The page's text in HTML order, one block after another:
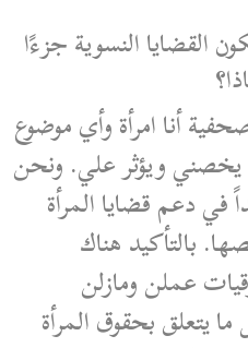
النسوية جزءًا
أنا امرأة وأي موضوع
يخصني ويؤثر علي. ونحن
دعم قضايا المرأة
بالتأكيد هناك
عملن ومازلن
بحقوق المرأة